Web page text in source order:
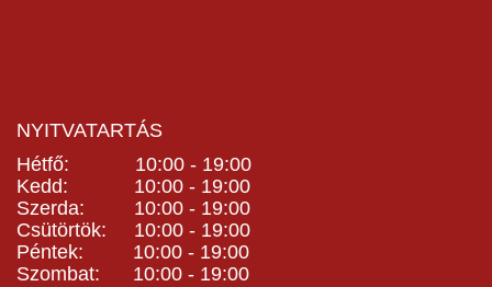
NYITVATARTÁS
Hétfő: 10:00 - 19:00
Kedd: 10:00 - 19:00
Szerda: 10:00 - 19:00
Csütörtök: 10:00 - 19:00
Péntek: 10:00 - 19:00
Szombat: 10:00 - 19:00